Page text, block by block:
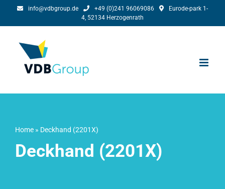
info@vdbgroup.de +49 (0)241 96069086
Eurode-park 1-
4, 52134 Herzogenrath
Home» Deckhand (2201X)
Deckhand (2201X)